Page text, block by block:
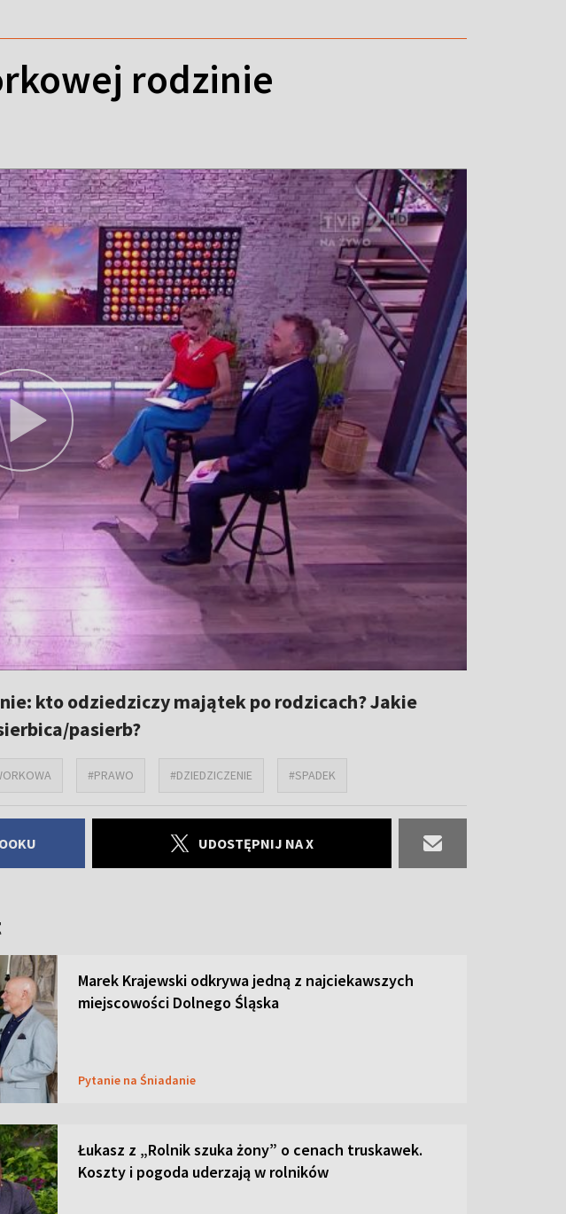
rodzinie
kto odziedziczy majątek po rodzicach? Jakie
pasierb?
#PRAWO #DZIEDZICZENIE #SPADEK
UDOSTĘPNIJ NA X
Marek Krajewski odkrywa jedną z najciekawszych
miejscowości Dolnego Śląska
Pytanie na Śniadanie
Łukasz z „Rolnik szuka żony” o cenach truskawek.
Koszty i pogoda uderzają w rolników